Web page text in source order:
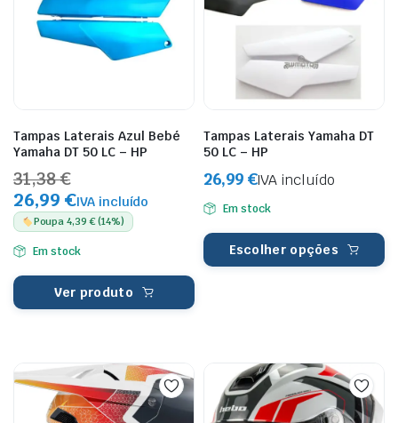
Tampas Laterais Azul Bebé
Yamaha DT 50 LC – HP
31,38 €
26,99 €IVA incluído
Poupa 4,39 € (14%)
Em stock
Ver produto
Tampas Laterais Yamaha DT
50 LC – HP
26,99 €IVA incluído
Em stock
Escolher opções